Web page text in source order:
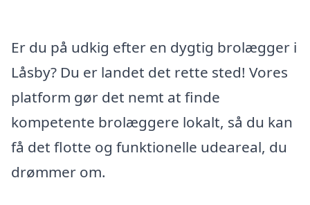
Er du på udkig efter en dygtig brolægger i
Låsby? Du er landet det rette sted! Vores
platform gør det nemt at finde
kompetente brolæggere lokalt, så du kan
få det flotte og funktionelle udeareal, du
drømmer om.